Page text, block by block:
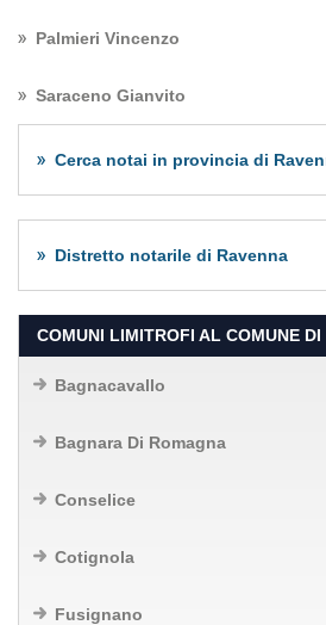
Palmieri Vincenzo
Saraceno Gianvito
Cerca notai in provincia di
Distretto notarile di Ravenna
COMUNI LIMITROFI AL COMUNE DI
Bagnacavallo
Bagnara Di Romagna
Conselice
Cotignola
Fusignano